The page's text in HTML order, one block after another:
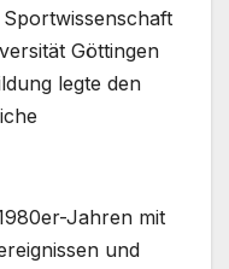
Göttingen
legte den
Jahren mit
und